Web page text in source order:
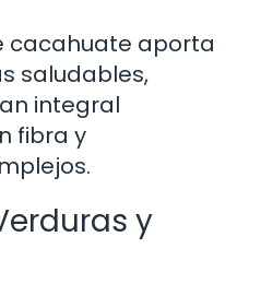
cacahuate aporta
saludables,
integral
fibra y
y